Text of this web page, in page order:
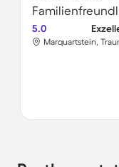
5.0
Marquartstein,